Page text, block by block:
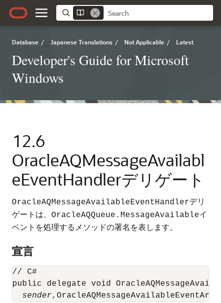
Database / Japanese Translations / Not Applicable / Latest
Developer's Guide for Microsoft
Windows
12.6
OracleAQMessageAvailabl
eEventHandlerデリゲート
OracleAQMessageAvailableEventHandlerデリ
ゲートは、 OracleAQQueue.MessageAvailableイ
ベントを処理するメソッドの署名を表します。
宣言
// C#
public delegate void
sender,OracleAQMessageAvailableEventArg